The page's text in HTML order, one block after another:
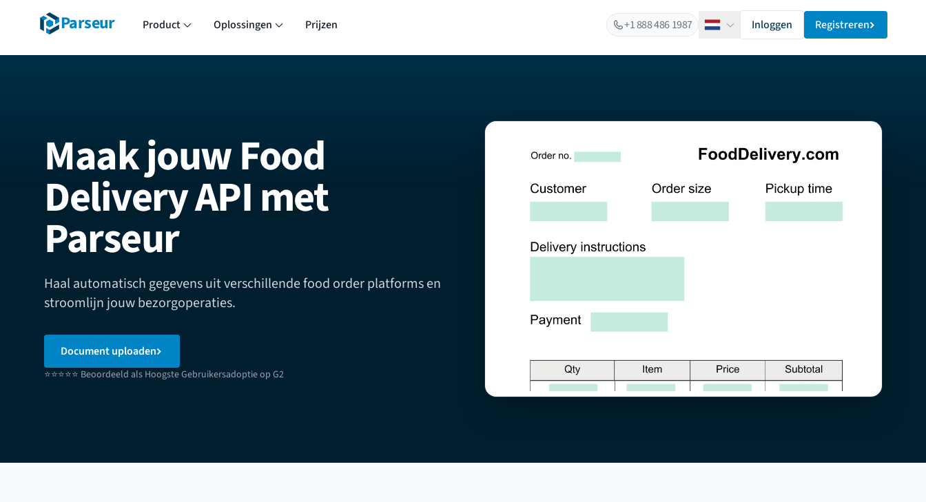
Parseur Product Oplossingen Prijzen +1 888 486 1987 NederlandsInloggen Registreren
Maak jouw Food
Delivery API met
Parseur
Haal automatisch gegevens uit verschillende food order platforms en
stroomlijn jouw bezorgoperaties.
Document uploaden
⭐⭐⭐⭐⭐ Beoordeeld als Hoogste Gebruikersadoptie op G2